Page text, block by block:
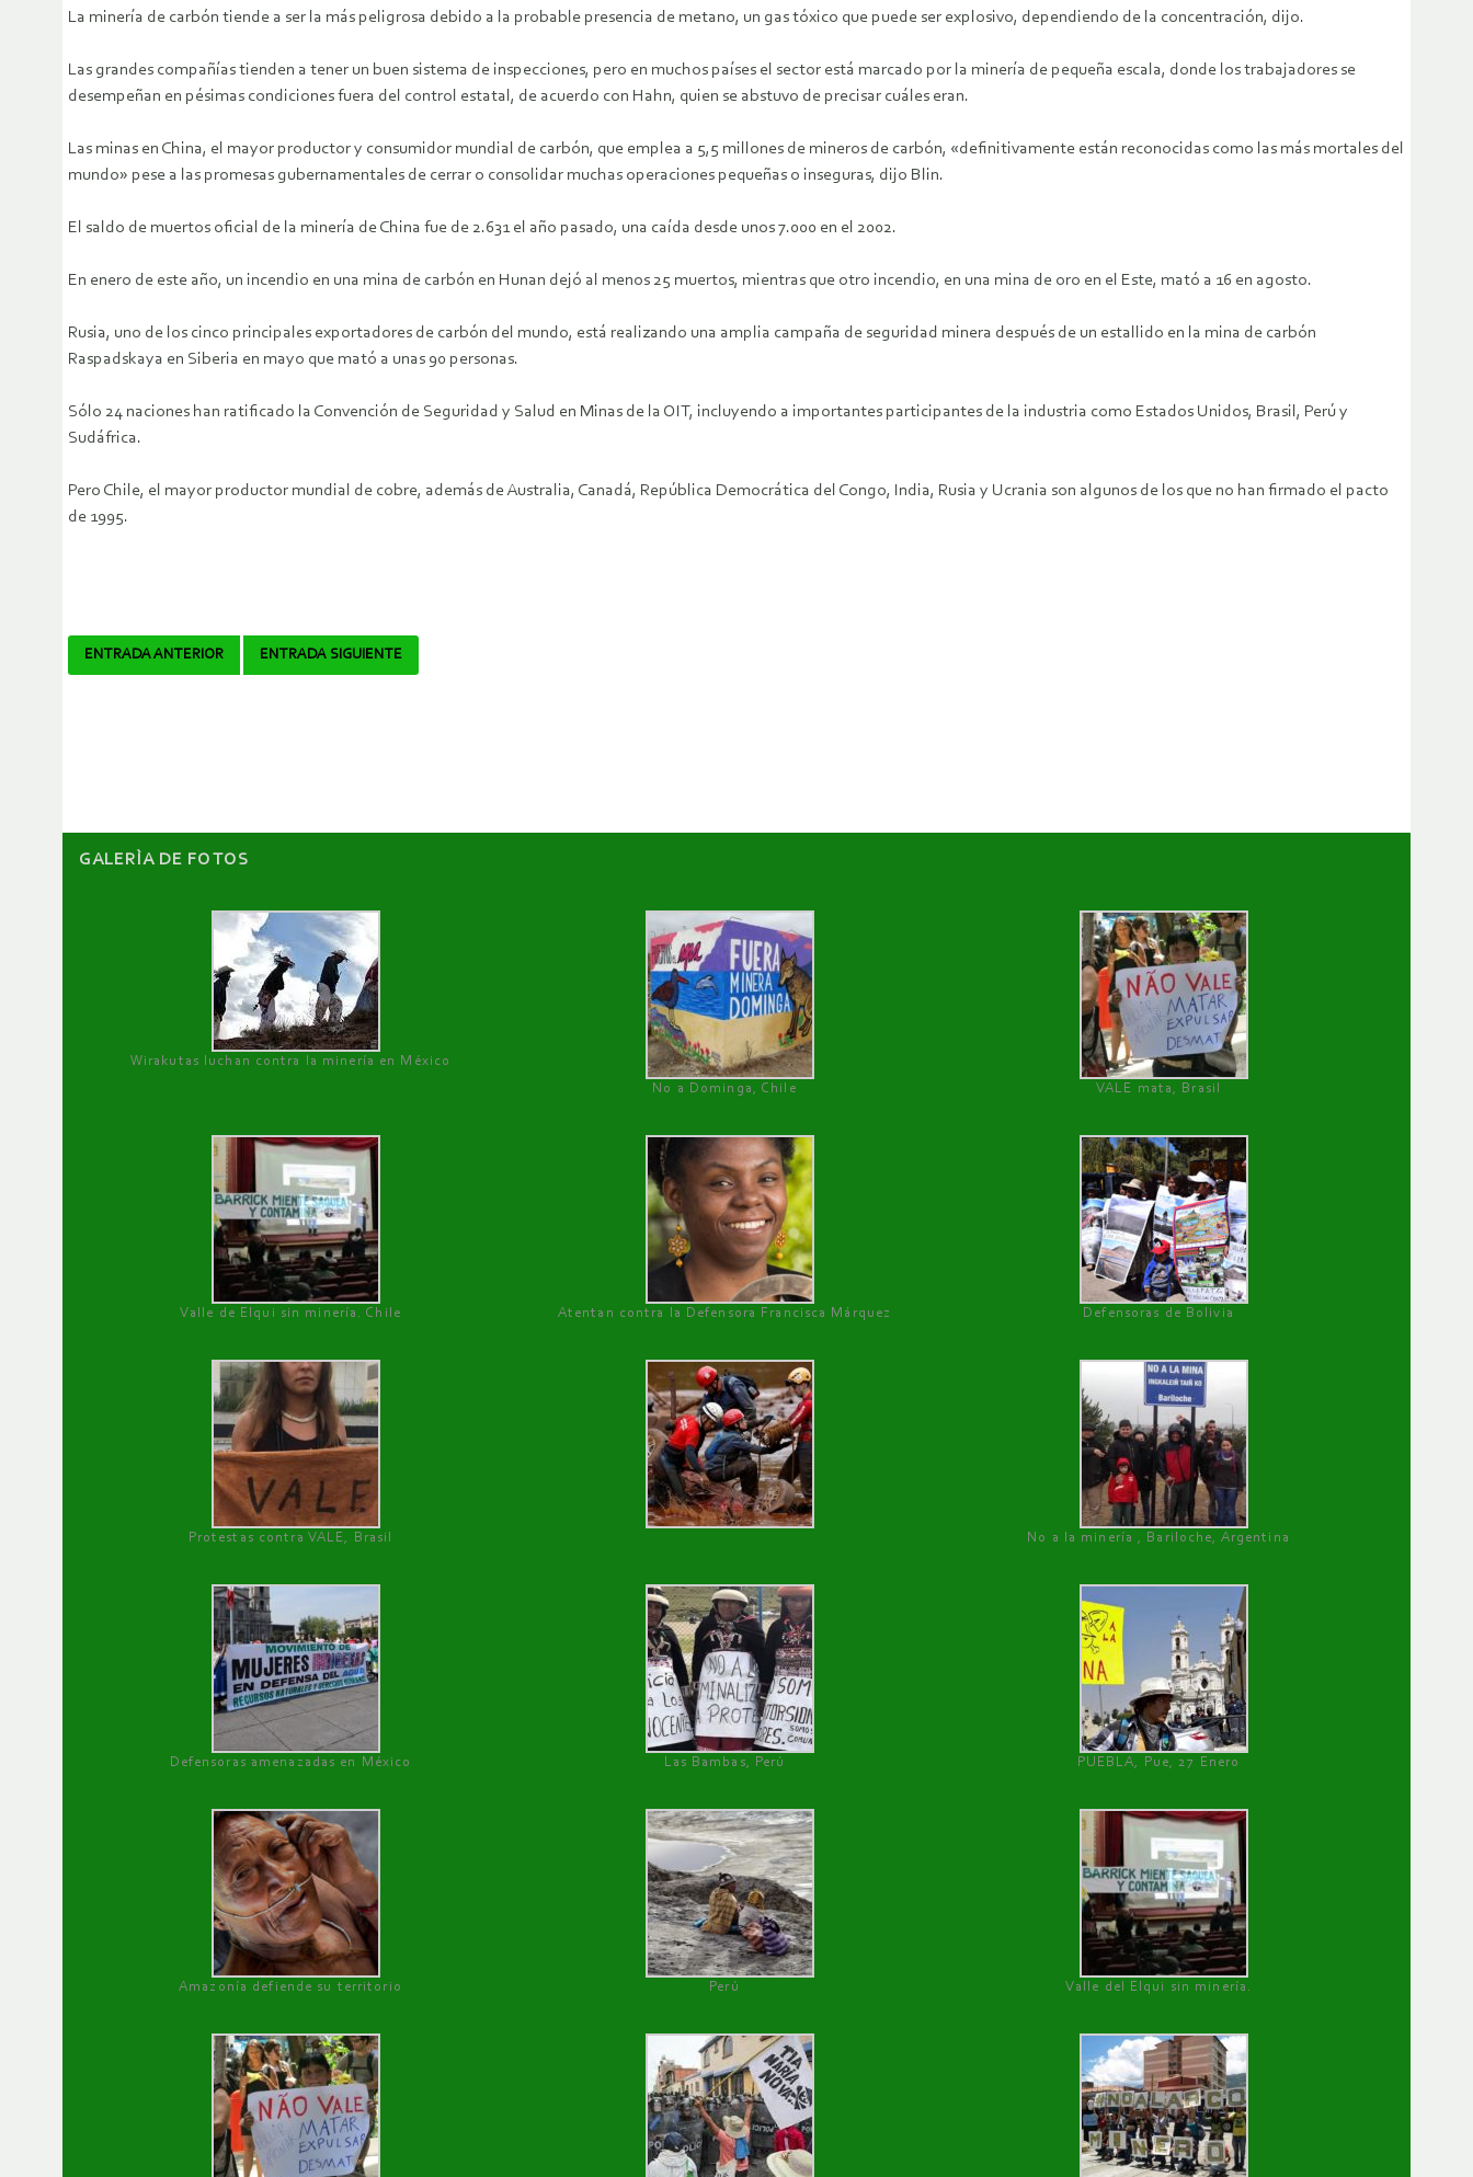
La minería de carbón tiende a ser la más peligrosa debido a la probable presencia de metano, un gas tóxico que puede ser explosivo, dependiendo de la concentración, dijo.
Las grandes compañías tienden a tener un buen sistema de inspecciones, pero en muchos países el sector está marcado por la minería de pequeña escala, donde los trabajadores se
desempeñan en pésimas condiciones fuera del control estatal, de acuerdo con Hahn, quien se abstuvo de precisar cuáles eran.
Las minas en China, el mayor productor y consumidor mundial de carbón, que emplea a 5,5 millones de mineros de carbón, «definitivamente están reconocidas como las más mortales del
mundo» pese a las promesas gubernamentales de cerrar o consolidar muchas operaciones pequeñas o inseguras, dijo Blin.
El saldo de muertos oficial de la minería de China fue de 2.631 el año pasado, una caída desde unos 7.000 en el 2002.
En enero de este año, un incendio en una mina de carbón en Hunan dejó al menos 25 muertos, mientras que otro incendio, en una mina de oro en el Este, mató a 16 en agosto.
Rusia, uno de los cinco principales exportadores de carbón del mundo, está realizando una amplia campaña de seguridad minera después de un estallido en la mina de carbón
Raspadskaya en Siberia en mayo que mató a unas 90 personas.
Sólo 24 naciones han ratificado la Convención de Seguridad y Salud en Minas de la OIT, incluyendo a importantes participantes de la industria como Estados Unidos, Brasil, Perú y
Sudáfrica.
Pero Chile, el mayor productor mundial de cobre, además de Australia, Canadá, República Democrática del Congo, India, Rusia y Ucrania son algunos de los que no han firmado el pacto
de 1995.
Navegador
ENTRADA ANTERIOR ENTRADA SIGUIENTE
GALERÌA DE FOTOS
Wirakutas luchan contra la minería en México
No a Dominga, Chile
VALE mata, Brasil
Valle de Elqui sin minería. Chile Atentan contra la Defensora Francisca Márquez Defensoras de Bolivia
Protestas contra VALE, Brasil No a la minería , Bariloche, Argentina
Defensoras amenazadas en México Las Bambas, Perú PUEBLA, Pue, 27 Enero
Amazonía defiende su territorio Perú Valle del Elqui sin minería.